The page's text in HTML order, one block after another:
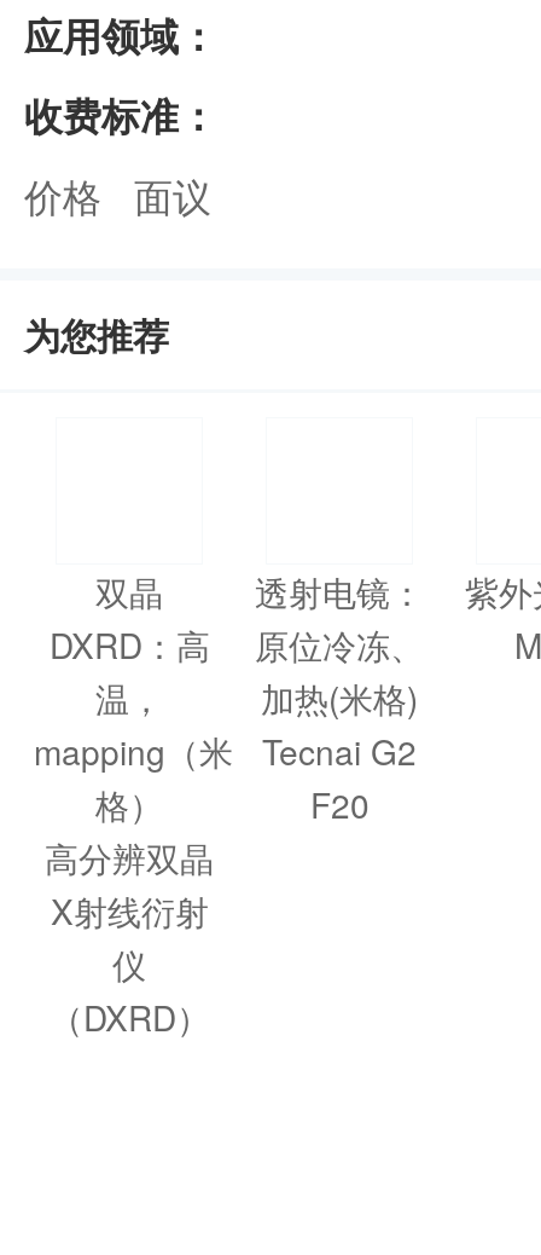
应用领域：
收费标准：
价格 面议
为您推荐
双晶
DXRD：高
温，
mapping（米
格）
高分辨双晶
X射线衍射
仪
（DXRD）
透射电镜：
原位冷冻、
加热(米格)
Tecnai G2
F20
紫